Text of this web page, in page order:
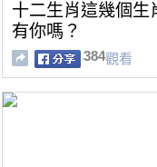
十二生肖這幾個生
有你嗎？
384觀看